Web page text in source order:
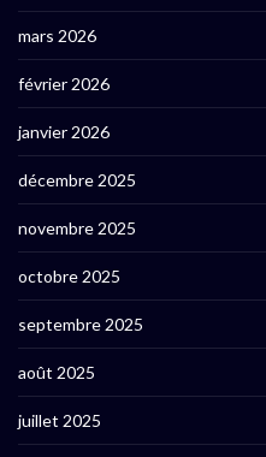
mars 2026
février 2026
janvier 2026
décembre 2025
novembre 2025
octobre 2025
septembre 2025
août 2025
juillet 2025